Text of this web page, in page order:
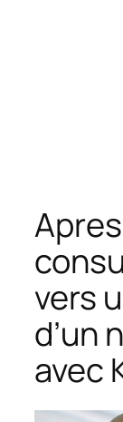
vers
d’un
avec